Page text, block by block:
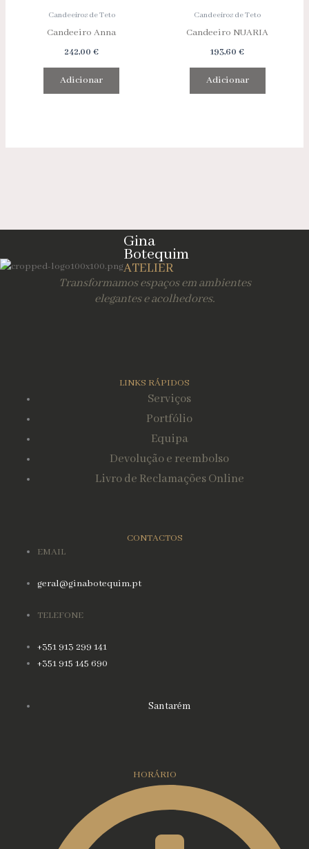
Candeeiros de Teto
Candeeiro Anna
242,00€
Adicionar
Candeeiros de Teto
Candeeiro NUARIA
193,60€
Adicionar
Gina
Botequim
ATELIER
Transformamos espaços em ambientes
elegantes e acolhedores.
LINKS RÁPIDOS
Serviços
Portfólio
Equipa
Devolução e reembolso
Livro de Reclamações Online
CONTACTOS
EMAIL
geral@ginabotequim.pt
TELEFONE
+351 913 299 141
+351 915 145 690
Santarém
HORÁRIO